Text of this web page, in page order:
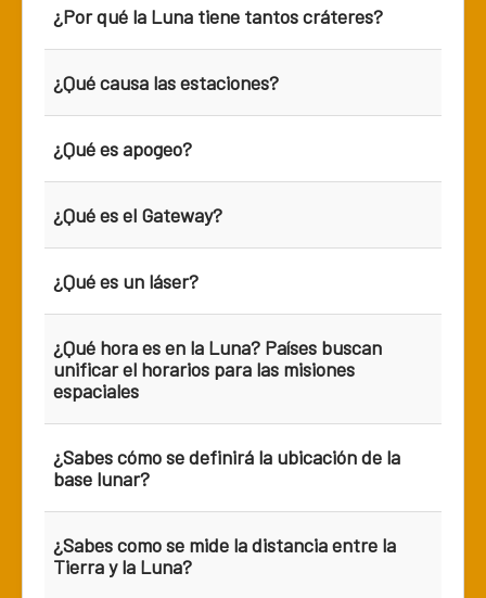
¿Por qué la Luna tiene tantos cráteres?
¿Qué causa las estaciones?
¿Qué es apogeo?
¿Qué es el Gateway?
¿Qué es un láser?
¿Qué hora es en la Luna? Países buscan
unificar el horarios para las misiones
espaciales
¿Sabes cómo se definirá la ubicación de la
base lunar?
¿Sabes como se mide la distancia entre la
Tierra y la Luna?